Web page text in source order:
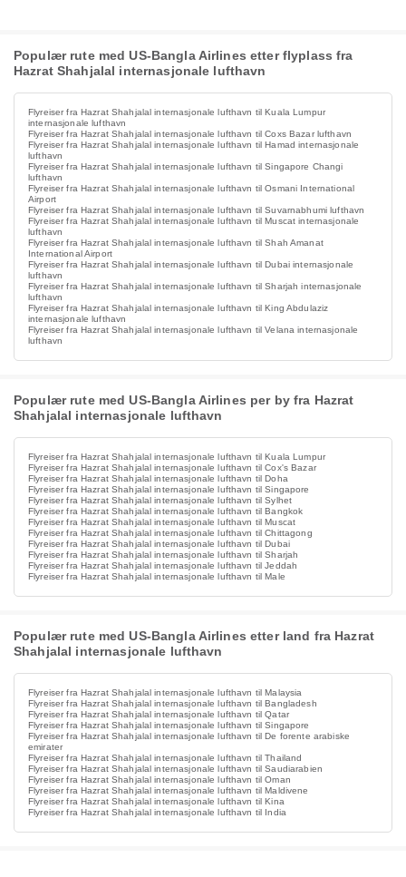
Populær rute med US-Bangla Airlines etter flyplass fra
Hazrat Shahjalal internasjonale lufthavn
Flyreiser fra Hazrat Shahjalal internasjonale lufthavn til Kuala Lumpur
internasjonale lufthavn
Flyreiser fra Hazrat Shahjalal internasjonale lufthavn til Coxs Bazar lufthavn
Flyreiser fra Hazrat Shahjalal internasjonale lufthavn til Hamad internasjonale
lufthavn
Flyreiser fra Hazrat Shahjalal internasjonale lufthavn til Singapore Changi
lufthavn
Flyreiser fra Hazrat Shahjalal internasjonale lufthavn til Osmani International
Airport
Flyreiser fra Hazrat Shahjalal internasjonale lufthavn til Suvarnabhumi lufthavn
Flyreiser fra Hazrat Shahjalal internasjonale lufthavn til Muscat internasjonale
lufthavn
Flyreiser fra Hazrat Shahjalal internasjonale lufthavn til Shah Amanat
International Airport
Flyreiser fra Hazrat Shahjalal internasjonale lufthavn til Dubai internasjonale
lufthavn
Flyreiser fra Hazrat Shahjalal internasjonale lufthavn til Sharjah internasjonale
lufthavn
Flyreiser fra Hazrat Shahjalal internasjonale lufthavn til King Abdulaziz
internasjonale lufthavn
Flyreiser fra Hazrat Shahjalal internasjonale lufthavn til Velana internasjonale
lufthavn
Populær rute med US-Bangla Airlines per by fra Hazrat
Shahjalal internasjonale lufthavn
Flyreiser fra Hazrat Shahjalal internasjonale lufthavn til Kuala Lumpur
Flyreiser fra Hazrat Shahjalal internasjonale lufthavn til Cox's Bazar
Flyreiser fra Hazrat Shahjalal internasjonale lufthavn til Doha
Flyreiser fra Hazrat Shahjalal internasjonale lufthavn til Singapore
Flyreiser fra Hazrat Shahjalal internasjonale lufthavn til Sylhet
Flyreiser fra Hazrat Shahjalal internasjonale lufthavn til Bangkok
Flyreiser fra Hazrat Shahjalal internasjonale lufthavn til Muscat
Flyreiser fra Hazrat Shahjalal internasjonale lufthavn til Chittagong
Flyreiser fra Hazrat Shahjalal internasjonale lufthavn til Dubai
Flyreiser fra Hazrat Shahjalal internasjonale lufthavn til Sharjah
Flyreiser fra Hazrat Shahjalal internasjonale lufthavn til Jeddah
Flyreiser fra Hazrat Shahjalal internasjonale lufthavn til Male
Populær rute med US-Bangla Airlines etter land fra Hazrat
Shahjalal internasjonale lufthavn
Flyreiser fra Hazrat Shahjalal internasjonale lufthavn til Malaysia
Flyreiser fra Hazrat Shahjalal internasjonale lufthavn til Bangladesh
Flyreiser fra Hazrat Shahjalal internasjonale lufthavn til Qatar
Flyreiser fra Hazrat Shahjalal internasjonale lufthavn til Singapore
Flyreiser fra Hazrat Shahjalal internasjonale lufthavn til De forente arabiske
emirater
Flyreiser fra Hazrat Shahjalal internasjonale lufthavn til Thailand
Flyreiser fra Hazrat Shahjalal internasjonale lufthavn til Saudiarabien
Flyreiser fra Hazrat Shahjalal internasjonale lufthavn til Oman
Flyreiser fra Hazrat Shahjalal internasjonale lufthavn til Maldivene
Flyreiser fra Hazrat Shahjalal internasjonale lufthavn til Kina
Flyreiser fra Hazrat Shahjalal internasjonale lufthavn til India